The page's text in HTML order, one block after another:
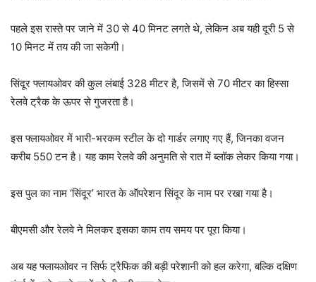
पहले इस रास्ते पर जाने में 30 से 40 मिनट लगते थे, लेकिन अब यही दूरी 5 से
10 मिनट में तय की जा सकेगी।
सिंदूर फ्लायओवर की कुल लंबाई 328 मीटर है, जिसमें से 70 मीटर का हिस्सा
रेलवे ट्रैक के ऊपर से गुजरता है।
इस फ्लायओवर में भारी-भरकम स्टील के दो गार्डर लगाए गए हैं, जिनका वजन
करीब 550 टन है। यह काम रेलवे की अनुमति से रात में ब्लॉक लेकर किया गया।
इस पुल का नाम ‘सिंदूर’ भारत के ऑपरेशन सिंदूर के नाम पर रखा गया है।
बीएमसी और रेलवे ने मिलकर इसका काम तय समय पर पूरा किया।
अब यह फ्लायओवर न सिर्फ ट्रैफिक की बड़ी परेशानी को हल करेगा, बल्कि दक्षिण